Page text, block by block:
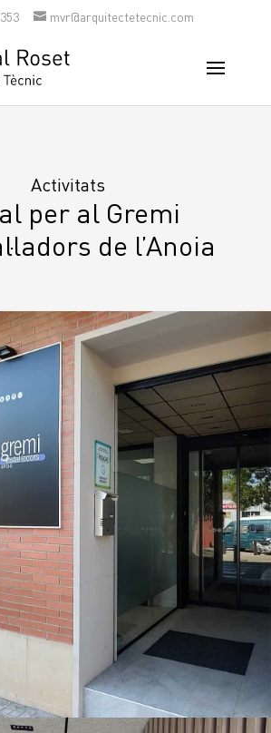
mvr@arquitectetecnic.com
Activitats
per al Gremi
de l’Anoia